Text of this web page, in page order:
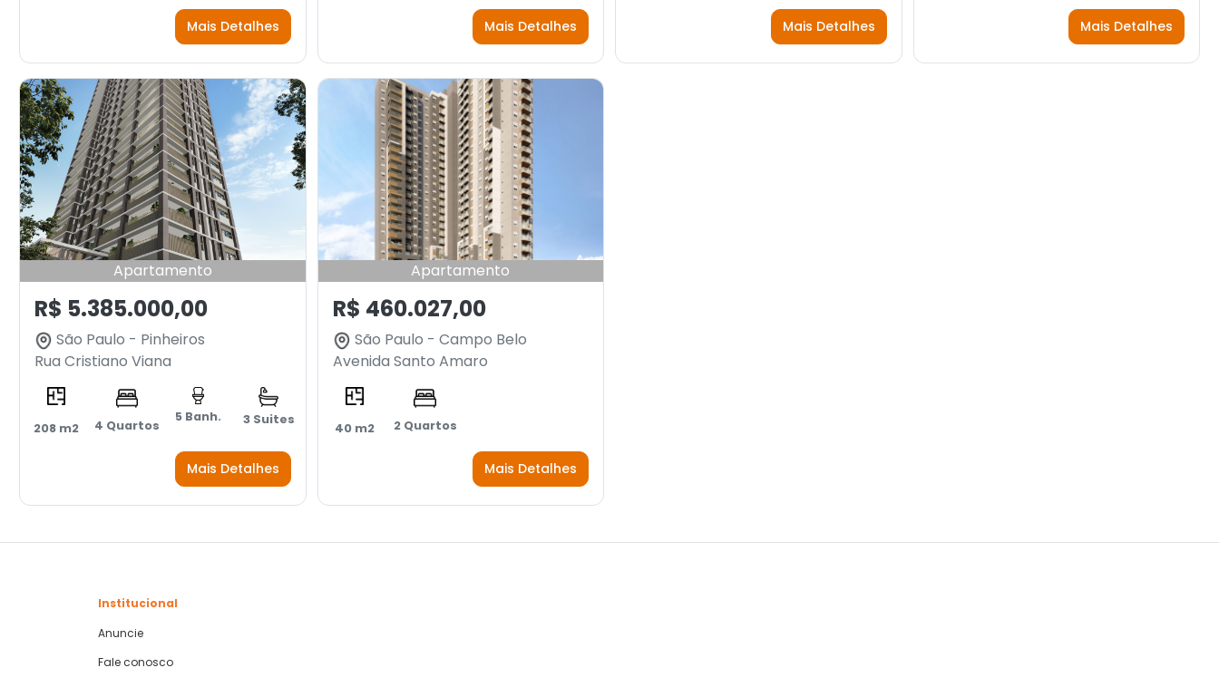
Mais Detalhes Mais Detalhes Mais Detalhes Mais Detalhes
Apartamento
R$ 5.385.000,00
São Paulo - Pinheiros
Rua Cristiano Viana
208 m2 4 Quartos
5 Banh. 3 Suites
Mais Detalhes
Apartamento
R$ 460.027,00
São Paulo - Campo Belo
Avenida Santo Amaro
40 m2 2 Quartos
Mais Detalhes
Institucional
Anuncie
Fale conosco